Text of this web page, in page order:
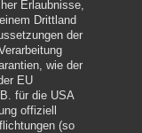
Erlaubnisse,
Drittland
der
wie der
EU
für die USA
offiziell
(so